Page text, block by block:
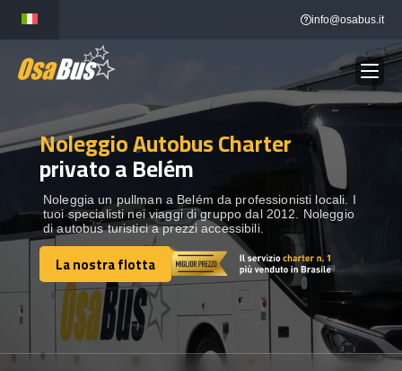
content
info@osabus.it
NOLEGGIO AUTOBUS Show dropdown
DESTINAZIONI Show dropdown
FLOTTA
METTITI IN CONTATTO
METTITI IN CONTATTO
Noleggio Autobus Charter
privato a Belém
Noleggia un pullman a Belém da professionisti locali. I
tuoi specialisti nei viaggi di gruppo dal 2012. Noleggio
di autobus turistici a prezzi accessibili.
La nostra flotta
La nostra flotta